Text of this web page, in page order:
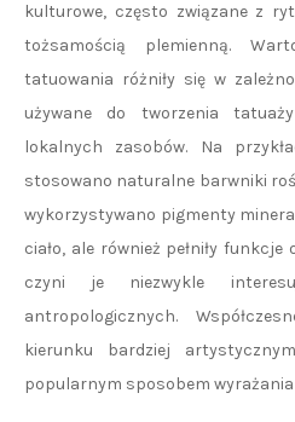
kulturowe, często związane z
tożsamością plemienną.
tatuowania różniły się w
używane do tworzenia
lokalnych zasobów. Na
stosowano naturalne barwniki
wykorzystywano pigmenty
ciało, ale również pełniły
czyni je niezwykle
antropologicznych.
kierunku bardziej
popularnym sposobem